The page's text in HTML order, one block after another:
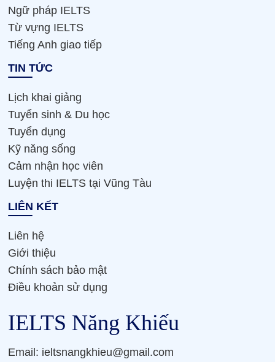
Ngữ pháp IELTS
Từ vựng IELTS
Tiếng Anh giao tiếp
TIN TỨC
Lịch khai giảng
Tuyển sinh & Du học
Tuyển dụng
Kỹ năng sống
Cảm nhận học viên
Luyện thi IELTS tại Vũng Tàu
LIÊN KẾT
Liên hệ
Giới thiệu
Chính sách bảo mật
Điều khoản sử dụng
IELTS Năng Khiếu
Email: ieltsnangkhieu@gmail.com